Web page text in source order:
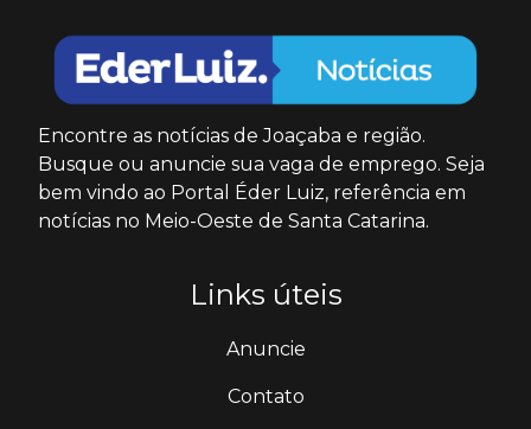
Encontre as notícias de Joaçaba e região.
Busque ou anuncie sua vaga de emprego. Seja
bem vindo ao Portal Éder Luiz, referência em
notícias no Meio-Oeste de Santa Catarina.
Links úteis
Anuncie
Contato